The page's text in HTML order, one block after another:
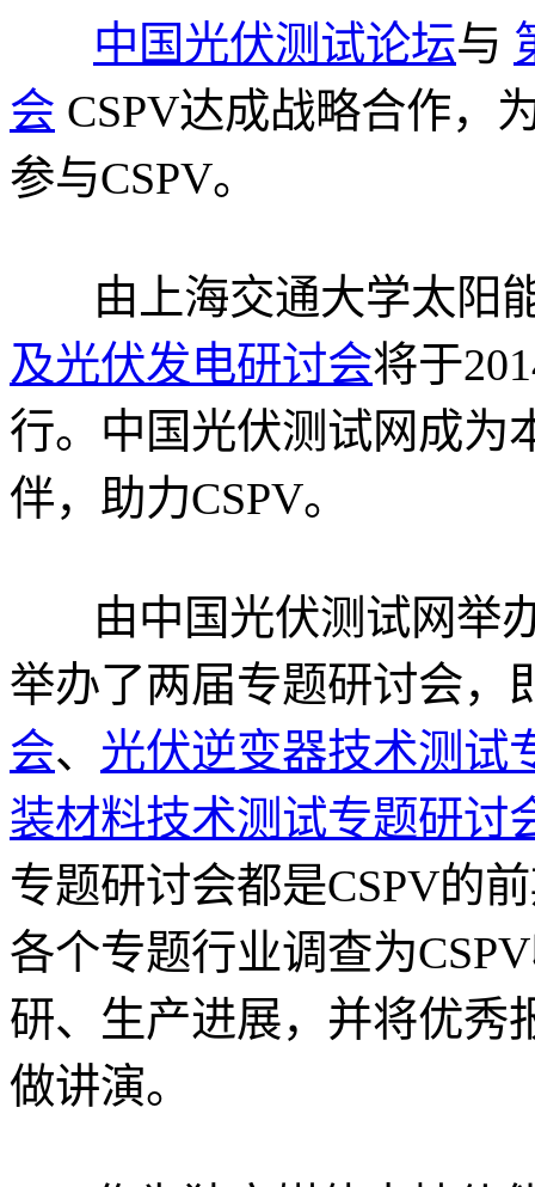
中国光伏测试论坛与
会 CSPV达成战略合作，
参与CSPV。
由上海交通大学太阳
及光伏发电研讨会将于
行。中国光伏测试网成为
伴，助力CSPV。
由中国光伏测试网举办
举办了两届专题研讨会，
会、 光伏逆变器技术测试
装材料技术测试专题研讨
专题研讨会都是CSPV的
各个专题行业调查为
研、生产进展，并将优秀
做讲演。